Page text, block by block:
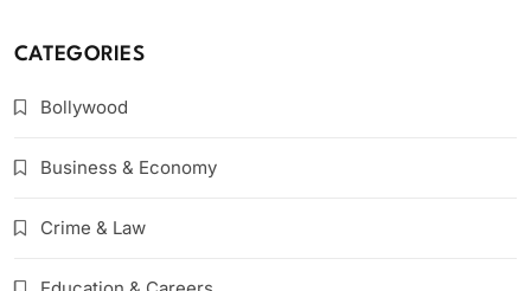
CATEGORIES
Bollywood
Business & Economy
Crime & Law